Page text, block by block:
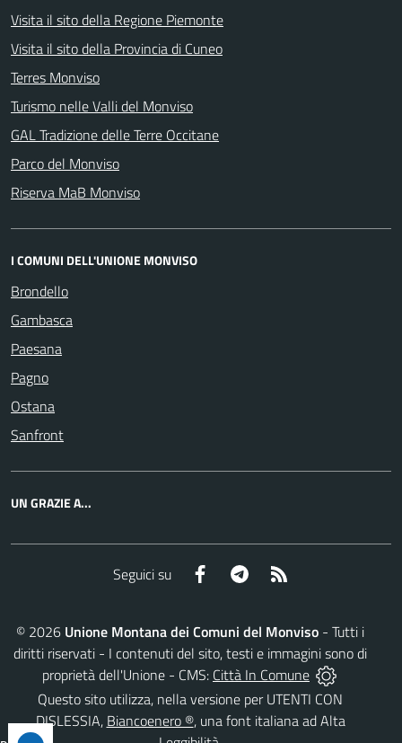
Visita il sito della Regione Piemonte
Visita il sito della Provincia di Cuneo
Terres Monviso
Turismo nelle Valli del Monviso
GAL Tradizione delle Terre Occitane
Parco del Monviso
Riserva MaB Monviso
I COMUNI DELL'UNIONE MONVISO
Brondello
Gambasca
Paesana
Pagno
Ostana
Sanfront
UN GRAZIE A...
Seguici su Facebook Telegram
© 2026 Unione Montana dei Comuni del Monviso - Tutti i
diritti riservati - I contenuti del sito, testi e immagini sono di
proprietà dell'Unione - CMS: Città In Comune
Questo sito utilizza, nella versione per UTENTI CON
DISLESSIA, Biancoenero ®, una font italiana ad Alta